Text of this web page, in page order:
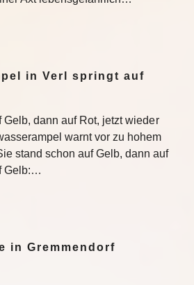
in Verl springt auf
dann auf Rot, jetzt wieder
warnt vor zu hohem
stand schon auf Gelb, dann auf
Gelb:…
in Gremmendorf